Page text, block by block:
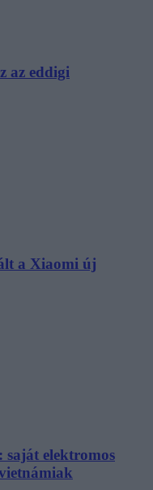
az eddigi
a Xiaomi új
elektromos